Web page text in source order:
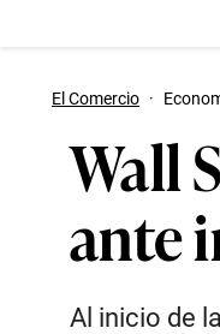
El Comercio ·
Wall
ante
Al inicio de